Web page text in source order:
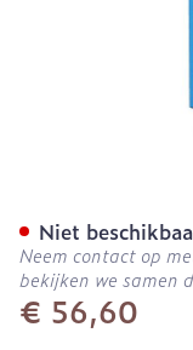
€ 56,60
Niet
Neem contact op
bekijken we samen